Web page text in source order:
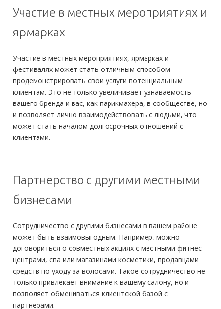
Участие в местных мероприятиях и
ярмарках
Участие в местных мероприятиях, ярмарках и
фестивалях может стать отличным способом
продемонстрировать свои услуги потенциальным
клиентам. Это не только увеличивает узнаваемость
вашего бренда и вас, как парикмахера, в сообществе, но
и позволяет лично взаимодействовать с людьми, что
может стать началом долгосрочных отношений с
клиентами.
Партнерство с другими местными
бизнесами
Сотрудничество с другими бизнесами в вашем районе
может быть взаимовыгодным. Например, можно
договориться о совместных акциях с местными фитнес-
центрами, спа или магазинами косметики, продавцами
средств по уходу за волосами. Такое сотрудничество не
только привлекает внимание к вашему салону, но и
позволяет обмениваться клиентской базой с
партнерами.